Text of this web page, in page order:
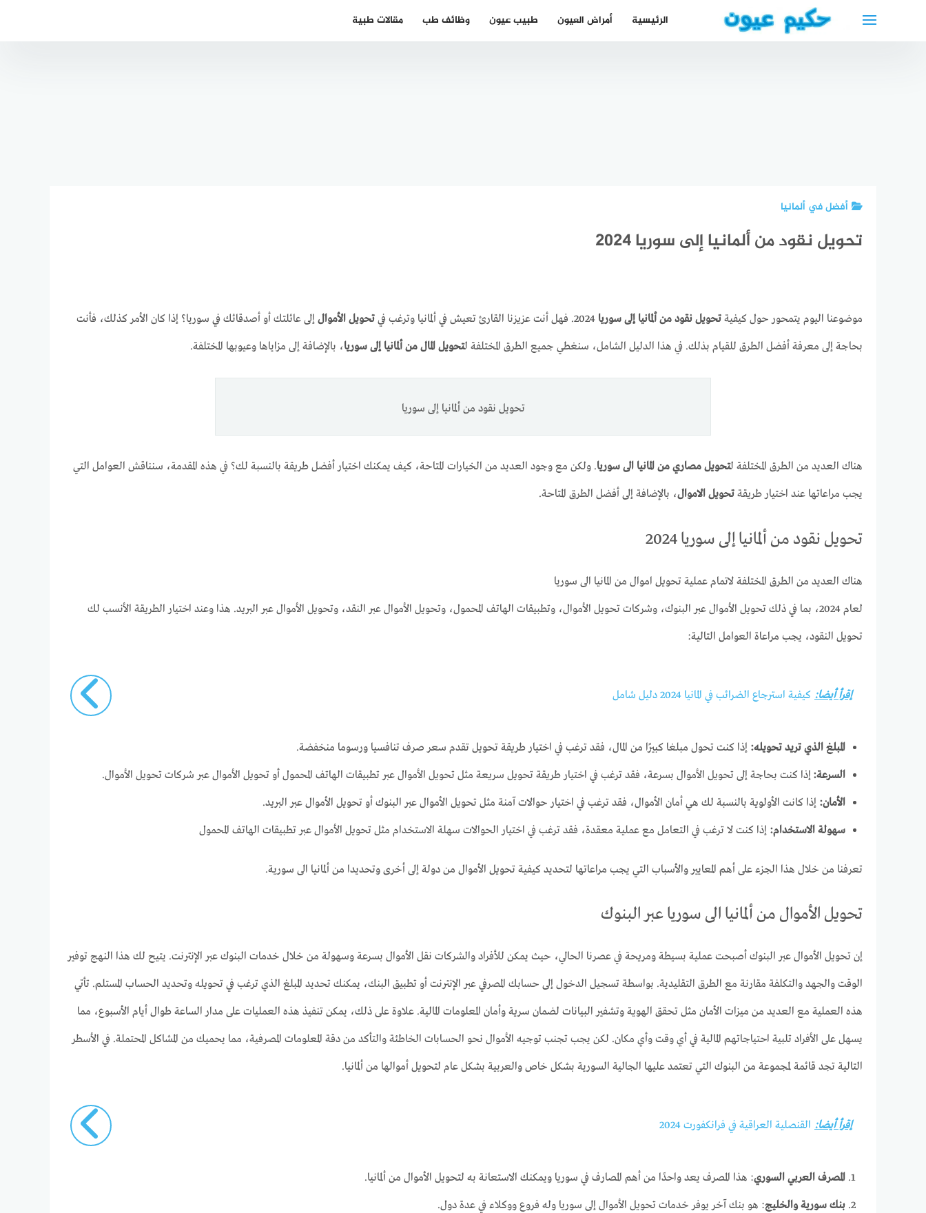
الرئيسية أمراض العيون طبيب عيون وظائف طب مقالات طبية
أفضل في ألمانيا
تحويل نقود من ألمانيا إلى سوريا 2024
موضوعنا اليوم يتمحور حول كيفية تحويل نقود من ألمانيا إلى سوريا تحويل الأموال إلى عائلتك أو أصدقائك في سوريا؟ إذا كان الأمر كذلك، فأنت
بحاجة إلى معرفة أفضل الطرق للقيام بذلك. في هذا الدليل الشامل، سنغطي جميع الطرق المختلفة لتحويل المال من ألمانيا إلى سوريا، بالإضافة إلى مزاياها وعيوبها المختلفة.
تحويل نقود من ألمانيا إلى سوريا
هناك العديد من الطرق المختلفة لتحويل مصاري من المانيا الى سوريا. ولكن مع وجود العديد من الخيارات المتاحة، كيف يمكنك اختيار أفضل طريقة بالنسبة لك؟ في هذه المقدمة، سنناقش العوامل التي
يجب مراعاتها عند اختيار طريقة تحويل الاموال، بالإضافة إلى أفضل الطرق المتاحة.
تحويل نقود من ألمانيا إلى سوريا 2024
هناك العديد من الطرق المختلفة لاتمام عملية تحويل اموال من المانيا الى سوريا
لعام 2024، بما في ذلك تحويل الأموال عبر البنوك، وشركات تحويل الأموال، وتطبيقات الهاتف المحمول، وتحويل الأموال عبر النقد، وتحويل الأموال عبر البريد. هذا وعند اختيار الطريقة الأنسب لك
تحويل النقود، يجب مراعاة العوامل التالية:
إقرأ أيضا: كيفية استرجاع الضرائب في المانيا 2024 دليل شامل
المبلغ الذي تريد تحويله: إذا كنت تحول مبلغا كبيرًا من المال، فقد ترغب في اختيار طريقة تحويل تقدم سعر صرف تنافسيا ورسوما منخفضة.
السرعة: إذا كنت بحاجة إلى تحويل الأموال بسرعة، فقد ترغب في اختيار طريقة تحويل سريعة مثل تحويل الأموال عبر تطبيقات الهاتف المحمول أو تحويل الأموال عبر شركات تحويل الأموال.
الأمان: إذا كانت الأولوية بالنسبة لك هي أمان الأموال، فقد ترغب في اختيار حوالات آمنة مثل تحويل الأموال عبر البنوك أو تحويل الأموال عبر البريد.
سهولة الاستخدام: إذا كنت لا ترغب في التعامل مع عملية معقدة، فقد ترغب في اختيار الحوالات سهلة الاستخدام مثل تحويل الأموال عبر تطبيقات الهاتف المحمول
تعرفنا من خلال هذا الجزء على أهم المعايير والأسباب التي يجب مراعاتها لتحديد كيفية تحويل الأموال من دولة إلى أخرى وتحديدا من ألمانيا الى سورية.
تحويل الأموال من ألمانيا الى سوريا عبر البنوك
إن تحويل الأموال عبر البنوك أصبحت عملية بسيطة ومريحة في عصرنا الحالي، حيث يمكن للأفراد والشركات نقل الأموال بسرعة وسهولة من خلال خدمات البنوك عبر الإنترنت. يتيح لك هذا النهج توفير
الوقت والجهد والتكلفة مقارنة مع الطرق التقليدية. بواسطة تسجيل الدخول إلى حسابك المصرفي عبر الإنترنت أو تطبيق البنك، يمكنك تحديد المبلغ الذي ترغب في تحويله وتحديد الحساب المستلم. تأتي
هذه العملية مع العديد من ميزات الأمان مثل تحقق الهوية وتشفير البيانات لضمان سرية وأمان المعلومات المالية. علاوة على ذلك، يمكن تنفيذ هذه العمليات على مدار الساعة طوال أيام الأسبوع، مما
يسهل على الأفراد تلبية احتياجاتهم المالية في أي وقت وأي مكان. لكن يجب تجنب توجيه الأموال نحو الحسابات الخاطئة والتأكد من دقة المعلومات المصرفية، مما يحميك من المشاكل المحتملة. في الأسطر
التالية تجد قائمة لمجموعة من البنوك التي تعتمد عليها الجالية السورية بشكل خاص والعربية بشكل عام لتحويل أموالها من ألمانيا.
إقرأ أيضا: القنصلية العراقية في فرانكفورت 2024
المصرف العربي السوري: هذا المصرف يعد واحدًا من أهم المصارف في سوريا ويمكنك الاستعانة به لتحويل الأموال من ألمانيا.
بنك سورية والخليج: هو بنك آخر يوفر خدمات تحويل الأموال إلى سوريا وله فروع ووكلاء في عدة دول.